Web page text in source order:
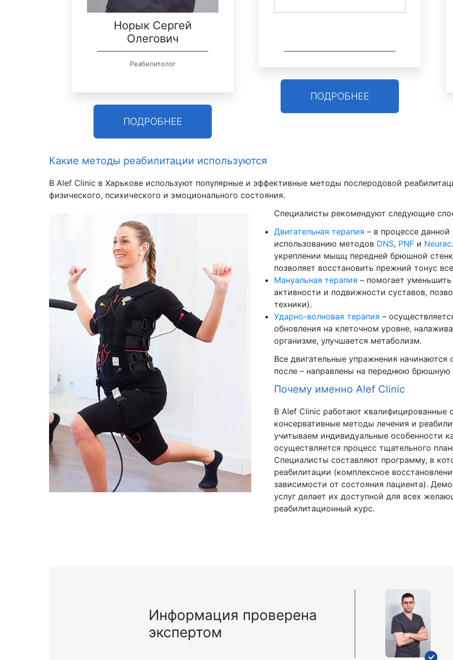
Норык Сергей
Олегович
Реабилитолог
ПОДРОБНЕЕ
ПОДРОБНЕЕ
Какие методы реабилитации используются
В Alef Clinic в Харькове используют популярные и эффективные методы послеродовой
физического, психического и эмоционального состояния.
Специалисты рекомендуют следующие
Двигательная терапия – в процессе
использованию методов DNS, PNF и Neurac
укреплении мышц передней брюшной
позволяет восстановить прежний тонус
Мануальная терапия – помогает
активности и подвижности суставов,
техники).
Ударно-волновая терапия –
обновления на клеточном уровне,
организме, улучшается метаболизм.
Все двигательные упражнения
после – направлены на переднюю брюшную
Почему именно Alef Clinic
В Alef Clinic работают квалифицированные
консервативные методы лечения и
учитываем индивидуальные особенности
осуществляется процесс тщательного
Специалисты составляют программу, в
реабилитации (комплексное
зависимости от состояния пациента).
услуг делает их доступной для всех
реабилитационный курс.
Информация проверена
экспертом